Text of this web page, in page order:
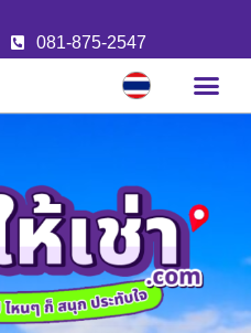
081-875-2547